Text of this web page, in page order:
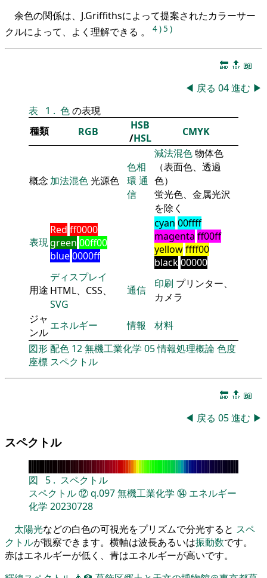
余色の関係は、J.Griffithsによって提案されたカラーサー
クルによって、よく理解できる 。
4)5 )
🔚 🔝 📖
◀ 戻る 04進む ▶
表
1 . 色の表現
種類
RGB
HSB
/HSL CMYK
概念 加法混色光源色
色相
環 通
信
減法混色物体色
（表面色、透過
色）
蛍光色、金属光沢
を除く
表現
Red ff0000
green 00ff00
blue0000ff
cyan 00ffff
magenta ff00ff
yellowffff00
black00000
用途
ディスプレイ
HTML、CSS、
SVG
通信 印刷 プリンター、
カメラ
ジャ
ンル
エネルギー 情報
材料
図形配色 12無機工業化学 05情報処理概論色度
座標 スペクトル
🔚 🔝 📖
◀ 戻る 05進む ▶
スペクトル
図 5 . スペクトル
スペクトル⑫q.097無機工業化学 ⑭ エネルギー
化学 20230728
太陽光などの白色の可視光をプリズムで分光すると スペ
クトルが観察できます。横軸は波長あるいは振動数です。
赤はエネルギーが低く、青はエネルギーが高いです。